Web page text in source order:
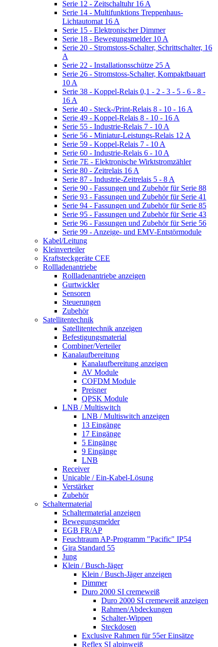
Serie 12 - Zeitschaltuhr 16 A
Serie 14 - Multifunktions Treppenhaus-
Lichtautomat 16 A
Serie 15 - Elektronischer Dimmer
Serie 18 - Bewegungsmelder 10 A
Serie 20 - Stromstoss-Schalter, Schrittschalter, 16
A
Serie 22 - Installationsschütze 25 A
Serie 26 - Stromstoss-Schalter, Kompaktbauart
10 A
Serie 38 - Koppel-Relais 0,1 - 2 - 3 - 5 - 6 - 8 -
16 A
Serie 40 - Steck-/Print-Relais 8 - 10 - 16 A
Serie 49 - Koppel-Relais 8 - 10 - 16 A
Serie 55 - Industrie-Relais 7 - 10 A
Serie 56 - Miniatur-Leistungs-Relais 12 A
Serie 59 - Koppel-Relais 7 - 10 A
Serie 60 - Industrie-Relais 6 - 10 A
Serie 7E - Elektronische Wirktstromzähler
Serie 80 - Zeitrelais 16 A
Serie 87 - Industrie-Zeitrelais 5 - 8 A
Serie 90 - Fassungen und Zubehör für Serie 88
Serie 93 - Fassungen und Zubehör für Serie 41
Serie 94 - Fassungen und Zubehör für Serie 85
Serie 95 - Fassungen und Zubehör für Serie 43
Serie 96 - Fassungen und Zubehör für Serie 56
Serie 99 - Anzeige- und EMV-Entstörmodule
Kabel/Leitung
Kleinverteiler
Kraftsteckgeräte CEE
Rollladenantriebe
Rollladenantriebe anzeigen
Gurtwickler
Sensoren
Steuerungen
Zubehör
Satellitentechnik
Satellitentechnik anzeigen
Befestigungsmaterial
Combiner/Verteiler
Kanalaufbereitung
Kanalaufbereitung anzeigen
AV Module
COFDM Module
Preisner
QPSK Module
LNB / Multiswitch
LNB / Multiswitch anzeigen
13 Eingänge
17 Eingänge
5 Eingänge
9 Eingänge
LNB
Receiver
Unicable / Ein-Kabel-Lösung
Verstärker
Zubehör
Schaltermaterial
Schaltermaterial anzeigen
Bewegungsmelder
EGB FR/AP
Feuchtraum AP-Programm "Pacific" IP54
Gira Standard 55
Jung
Klein / Busch-Jäger
Klein / Busch-Jäger anzeigen
Dimmer
Duro 2000 SI cremeweiß
Duro 2000 SI cremeweiß anzeigen
Rahmen/Abdeckungen
Schalter-Wippen
Steckdosen
Exclusive Rahmen für 55er Einsätze
Reflex SI alpinweiß